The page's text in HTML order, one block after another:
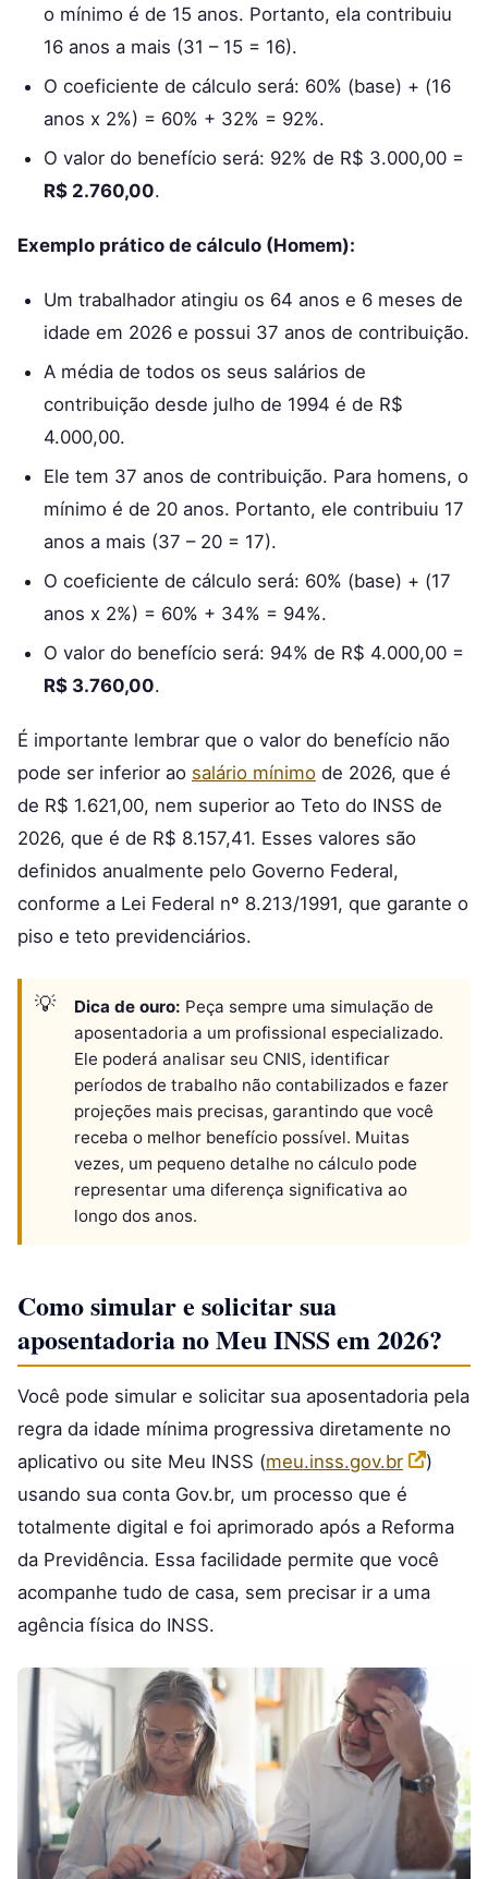
o mínimo é de 15 anos. Portanto, ela contribuiu
16 anos a mais (31 – 15 = 16).
O coeficiente de cálculo será: 60% (base) + (16
anos x 2%) = 60% + 32% = 92%.
O valor do benefício será: 92% de R$ 3.000,00 =
R$ 2.760,00.
Exemplo prático de cálculo (Homem):
Um trabalhador atingiu os 64 anos e 6 meses de
idade em 2026 e possui 37 anos de contribuição.
A média de todos os seus salários de
contribuição desde julho de 1994 é de R$
4.000,00.
Ele tem 37 anos de contribuição. Para homens, o
mínimo é de 20 anos. Portanto, ele contribuiu 17
anos a mais (37 – 20 = 17).
O coeficiente de cálculo será: 60% (base) + (17
anos x 2%) = 60% + 34% = 94%.
O valor do benefício será: 94% de R$ 4.000,00 =
R$ 3.760,00.
É importante lembrar que o valor do benefício não
pode ser inferior ao salário mínimo de 2026, que é
de R$ 1.621,00, nem superior ao Teto do INSS de
2026, que é de R$ 8.157,41. Esses valores são
definidos anualmente pelo Governo Federal,
conforme a Lei Federal nº 8.213/1991, que garante o
piso e teto previdenciários.
Dica de ouro: Peça sempre uma simulação de
aposentadoria a um profissional especializado.
Ele poderá analisar seu CNIS, identificar
períodos de trabalho não contabilizados e fazer
projeções mais precisas, garantindo que você
receba o melhor benefício possível. Muitas
vezes, um pequeno detalhe no cálculo pode
representar uma diferença significativa ao
longo dos anos.
Como simular e solicitar sua
aposentadoria no Meu INSS em 2026?
Você pode simular e solicitar sua aposentadoria pela
regra da idade mínima progressiva diretamente no
aplicativo ou site Meu INSS (meu.inss.gov.br
)
usando sua conta Gov.br, um processo que é
totalmente digital e foi aprimorado após a Reforma
da Previdência. Essa facilidade permite que você
acompanhe tudo de casa, sem precisar ir a uma
agência física do INSS.